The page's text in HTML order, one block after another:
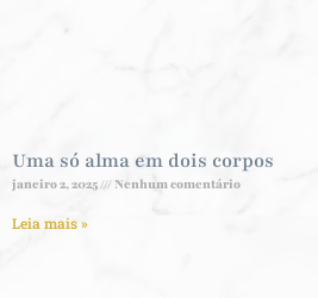
Uma só alma em dois corpos
janeiro 2, 2025 Nenhum comentário
Leia mais »